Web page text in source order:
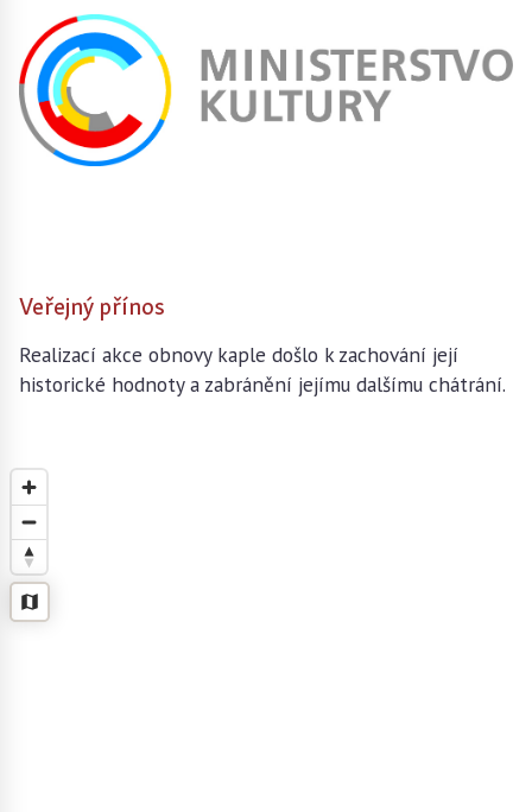
Veřejný přínos
Realizací akce obnovy kaple došlo k zachování její
historické hodnoty a zabránění jejímu dalšímu chátrání.